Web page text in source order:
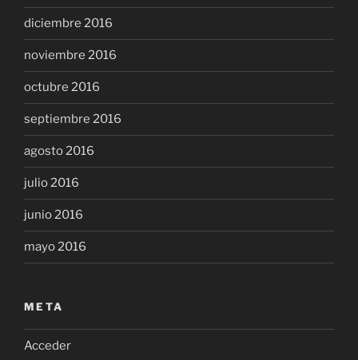
diciembre 2016
noviembre 2016
octubre 2016
septiembre 2016
agosto 2016
julio 2016
junio 2016
mayo 2016
META
Acceder